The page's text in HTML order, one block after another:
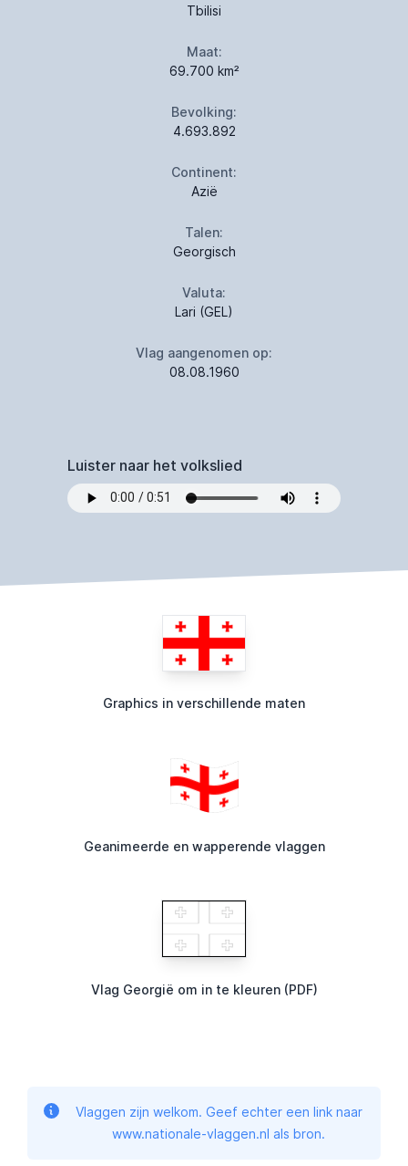
Tbilisi
Maat:
69.700 km²
Bevolking:
4.693.892
Continent:
Azië
Talen:
Georgisch
Valuta:
Lari (GEL)
Vlag aangenomen op:
08.08.1960
Luister naar het volkslied
Graphics in verschillende maten
Geanimeerde en wapperende vlaggen
Vlag Georgië om in te kleuren (PDF)
Vlaggen zijn welkom. Geef echter een link naar
www.nationale-vlaggen.nl als bron.